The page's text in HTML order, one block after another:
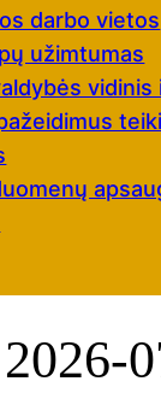
darbo vietos
užimtumas
vidinis
2026-